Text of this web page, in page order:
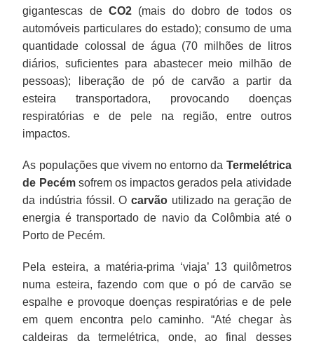
gigantescas de CO2(mais do dobro de todos os
automóveis particulares do estado); consumo de uma
quantidade colossal de água (70 milhões de litros
diários, suficientes para abastecer meio milhão de
pessoas); liberação de pó de carvão a partir da
esteira transportadora, provocando doenças
respiratórias e de pele na região, entre outros
impactos.
As populações que vivem no entorno da Termelétrica
de Pecémsofrem os impactos gerados pela atividade
da indústria fóssil. O carvão utilizado na geração de
energia é transportado de navio da Colômbia até o
Porto de Pecém.
Pela esteira, a matéria-prima ‘viaja’ 13 quilômetros
numa esteira, fazendo com que o pó de carvão se
espalhe e provoque doenças respiratórias e de pele
em quem encontra pelo caminho. “Até chegar às
caldeiras da termelétrica, onde, ao final desses